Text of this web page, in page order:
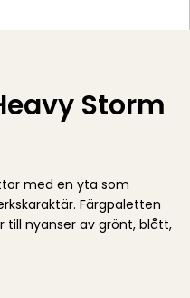
Storm
med en yta som
Färgpaletten
till nyanser av grönt, blått,